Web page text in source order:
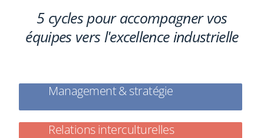
5 cycles pour accompagner vos
équipes vers l'excellence industrielle
Management & stratégie
Relations interculturelles